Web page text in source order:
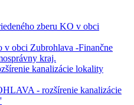
zberu KO v obci
v obci Zubrohlava -Finančne
kraj.
kanalizácie lokality
- rozšírenie kanalizácie